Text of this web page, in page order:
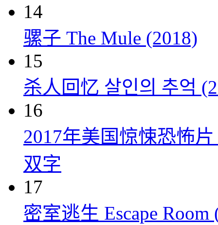
14
骡子 The Mule (2018)
15
杀人回忆 살인의 추억
16
2017年美国惊悚恐怖
双字
17
密室逃生 Escape Room